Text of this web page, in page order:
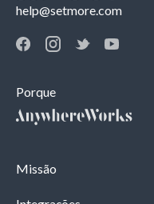
help@setmore.com
Porque
Missão